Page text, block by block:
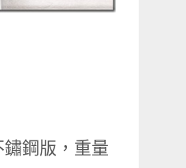
鋼版，重量